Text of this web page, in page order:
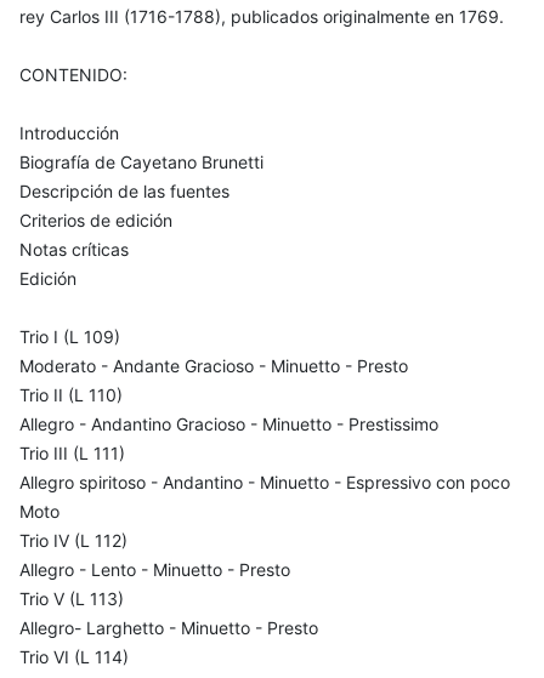
rey Carlos III (1716-1788), publicados originalmente en 1769.
CONTENIDO:
Introducción
Biografía de Cayetano Brunetti
Descripción de las fuentes
Criterios de edición
Notas críticas
Edición
Trio I (L 109)
Moderato - Andante Gracioso - Minuetto - Presto
Trio II (L 110)
Allegro - Andantino Gracioso - Minuetto - Prestissimo
Trio III (L 111)
Allegro spiritoso - Andantino - Minuetto - Espressivo con poco
Moto
Trio IV (L 112)
Allegro - Lento - Minuetto - Presto
Trio V (L 113)
Allegro- Larghetto - Minuetto - Presto
Trio VI (L 114)